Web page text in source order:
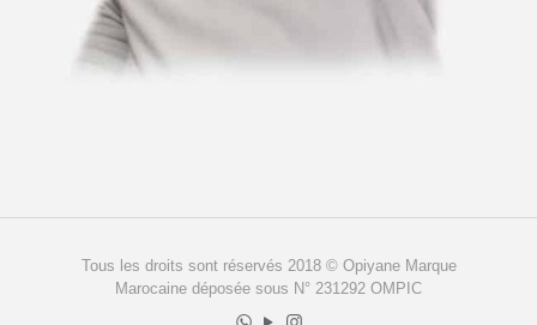
Tous les droits sont réservés 2018 © Opiyane Marque
Marocaine déposée sous N° 231292 OMPIC